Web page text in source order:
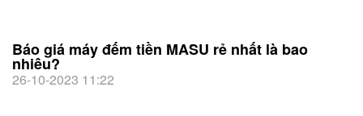
Báo giá máy đếm tiền MASU rẻ nhất là bao
nhiêu?
26-10-2023 11:22